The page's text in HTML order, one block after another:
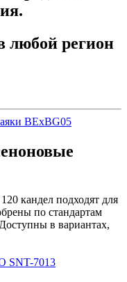
любой регион
кандел подходят для
по стандартам
в вариантах,